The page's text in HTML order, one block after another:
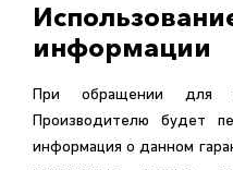
информации
При обращении для
Производителю будет
информация о данном